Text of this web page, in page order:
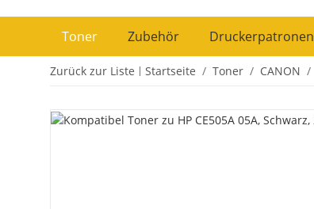
Toner Zubehör Druckerpatronen
Zurück zur Liste Startseite Toner CANON